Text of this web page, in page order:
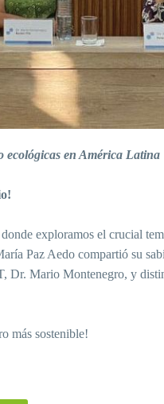
en América Latina
exploramos el crucial
Paz Aedo compartió su
Dr. Mario Montenegro, y
más sostenible!